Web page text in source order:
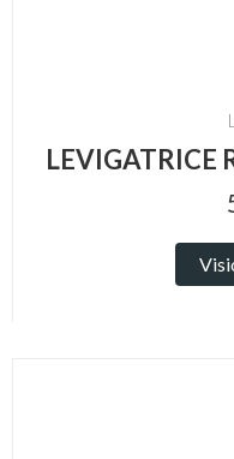
LEVIGATRICE